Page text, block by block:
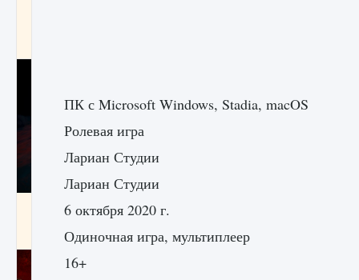
Как создавать предметы в Creatures of Ava
9 августа 2024 1 266 0
ПК с Microsoft Windows, Stadia, macOS
Ролевая игра
Лариан Студии
Лариан Студии
6 октября 2020 г.
Одиночная игра, мультиплеер
16+